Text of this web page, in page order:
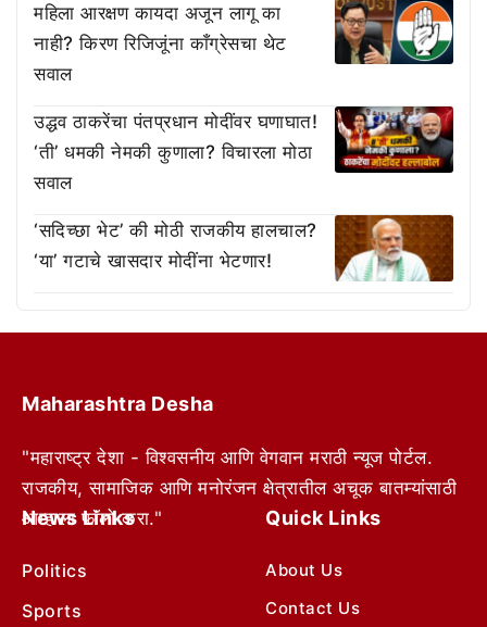
महिला आरक्षण कायदा अजून लागू का
नाही? किरण रिजिजूंना काँग्रेसचा थेट
सवाल
उद्धव ठाकरेंचा पंतप्रधान मोदींवर घणाघात!
‘ती’ धमकी नेमकी कुणाला? विचारला मोठा
सवाल
‘सदिच्छा भेट’ की मोठी राजकीय हालचाल?
‘या’ गटाचे खासदार मोदींना भेटणार!
Maharashtra Desha
"महाराष्ट्र देशा - विश्वसनीय आणि वेगवान मराठी न्यूज पोर्टल.
राजकीय, सामाजिक आणि मनोरंजन क्षेत्रातील अचूक बातम्यांसाठी
आम्हाला फॉलो करा."
News Links
Politics
Sports
Quick Links
About Us
Contact Us